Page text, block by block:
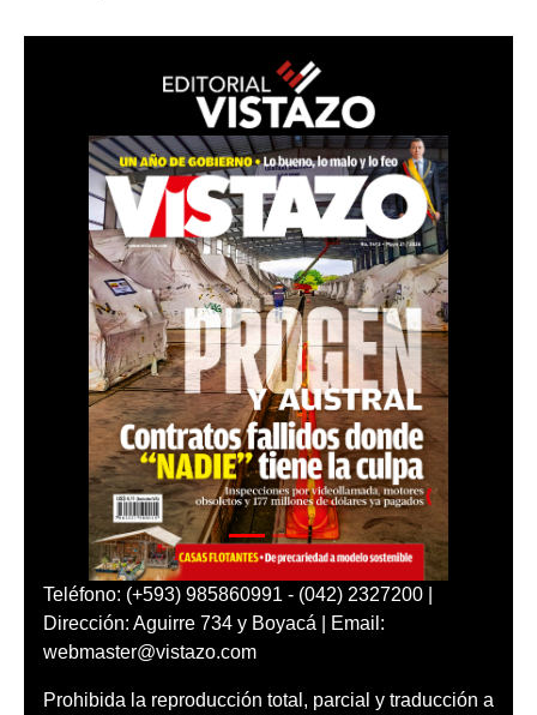
Teléfono: (+593) 985860991 - (042) 2327200 |
Dirección: Aguirre 734 y Boyacá | Email:
webmaster@vistazo.com
Prohibida la reproducción total, parcial y traducción a